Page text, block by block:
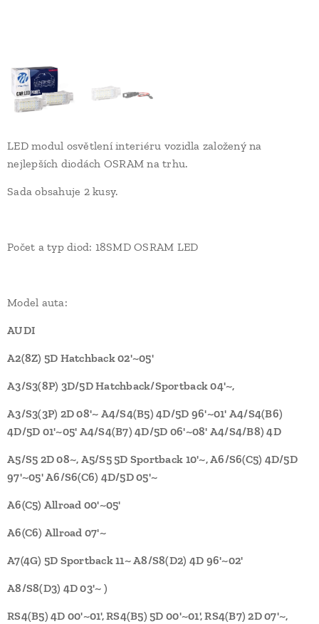
LED modul osvětlení interiéru vozidla založený na
nejlepších diodách OSRAM na trhu.
Sada obsahuje 2 kusy.
Počet a typ diod: 18SMD OSRAM LED
Model auta:
AUDI
A2(8Z) 5D Hatchback 02'~05'
A3/S3(8P) 3D/5D Hatchback/Sportback 04'~,
A3/S3(3P) 2D 08'~ A4/S4(B5) 4D/5D 96'~01' A4/S4(B6)
4D/5D 01'~05' A4/S4(B7) 4D/5D 06'~08' A4/S4/B8) 4D
A5/S5 2D 08~, A5/S5 5D Sportback 10'~, A6/S6(C5) 4D/5D
97'~05' A6/S6(C6) 4D/5D 05'~
A6(C5) Allroad 00'~05'
A6(C6) Allroad 07'~
A7(4G) 5D Sportback 11~ A8/S8(D2) 4D 96'~02'
A8/S8(D3) 4D 03'~ )
RS4(B5) 4D 00'~01', RS4(B5) 5D 00'~01', RS4(B7) 2D 07'~,